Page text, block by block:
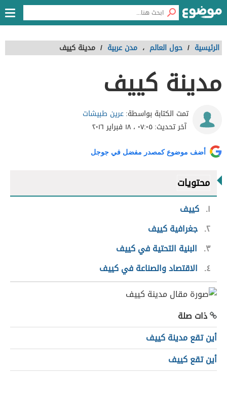
الرئيسية / حول العالم ، مدن عربية / مدينة كييف
مدينة كييف
تمت الكتابة بواسطة:عرين طبيشات
آخر تحديث:٠٧:٠٥ ، ١٨ فبراير ٢٠١٦
أضف موضوع كمصدر مفضل في جوجل
محتويات
١ كييف
٢ جغرافية كييف
٣
البنية التحتية في كييف
٤
الاقتصاد والصناعة في كييف
ذات صلة
أين تقع مدينة كييف
أين تقع كييف